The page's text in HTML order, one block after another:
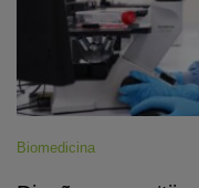
Biomedicina